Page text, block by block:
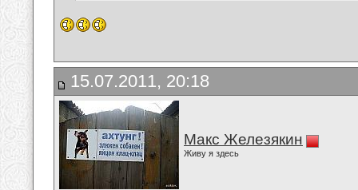
15.07.2011, 20:18
Макс Железякин
Живу я здесь